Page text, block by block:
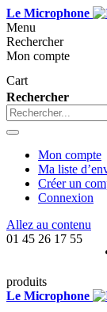
Le Microphone
Menu
Rechercher
Mon compte
Cart
Rechercher
Mon compte
Ma liste
Créer un
Connexion
Allez au contenu
01 45 26 17 55
produits
Le Microphone